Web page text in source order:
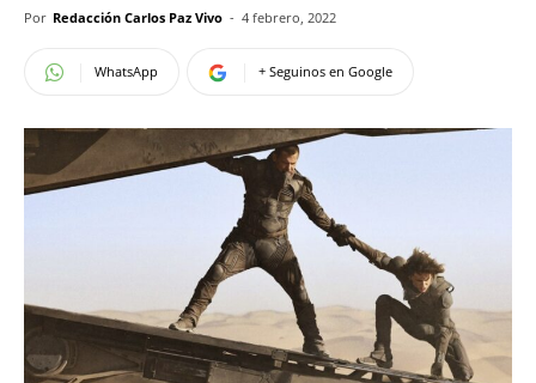
Por Redacción Carlos Paz Vivo - 4 febrero, 2022
WhatsApp + Seguinos en Google